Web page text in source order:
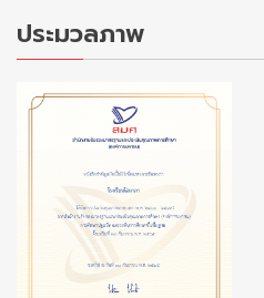
ประมวลภาพ